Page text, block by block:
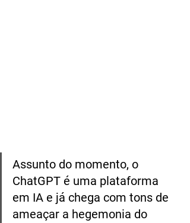
Assunto do momento, o
ChatGPT é uma plataforma
em IA e já chega com tons de
ameaçar a hegemonia do